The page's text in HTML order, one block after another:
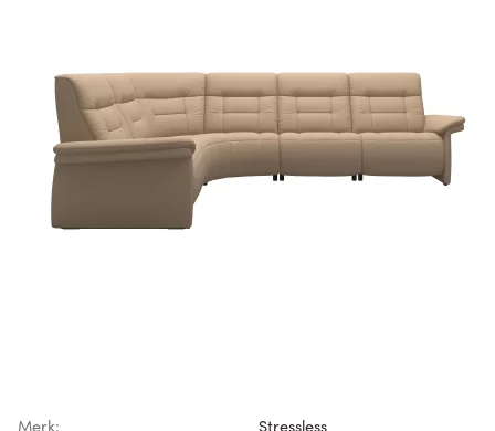
Merk: Stressless